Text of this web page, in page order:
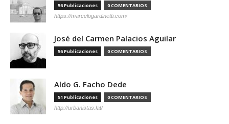
56 Publicaciones 0 COMENTARIOS
https://marcelogardinetti.com/
José del Carmen Palacios Aguilar
56 Publicaciones 0 COMENTARIOS
Aldo G. Facho Dede
51 Publicaciones 0 COMENTARIOS
http://urbanistas.lat/